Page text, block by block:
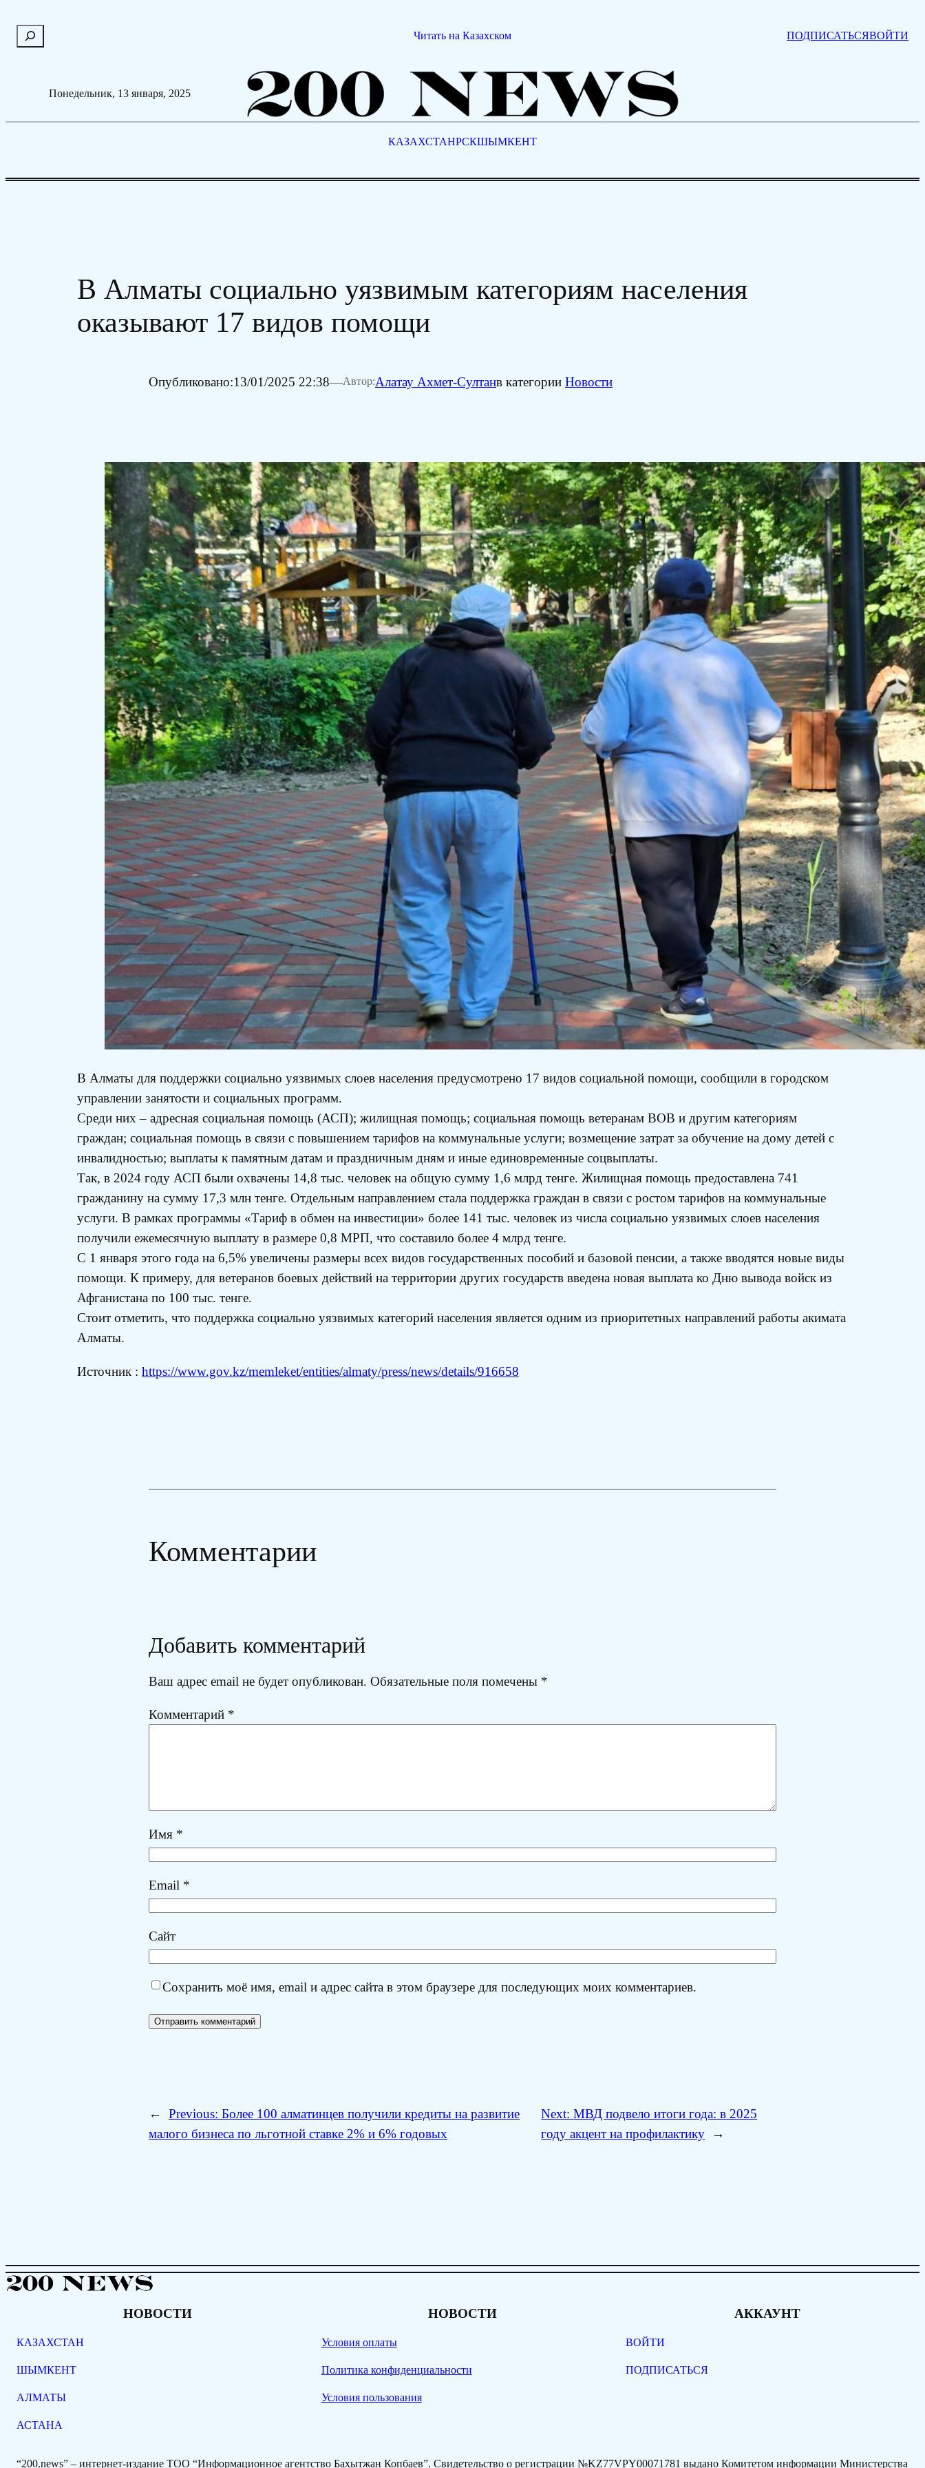
о
Читать на Казахском ПОДПИСАТЬСЯВОЙТИ
Понедельник, 13 января, 2025
КАЗАХСТАНРСКШЫМКЕНТ
В Алматы социально уязвимым категориям населения
оказывают 17 видов помощи
Опубликовано:13/01/2025 22:38—Автор:Алатау Ахмет-Султанв категории Новости
В Алматы для поддержки социально уязвимых слоев населения предусмотрено 17 видов социальной помощи, сообщили в городском
управлении занятости и социальных программ.
Среди них – адресная социальная помощь (АСП); жилищная помощь; социальная помощь ветеранам ВОВ и другим категориям
граждан; социальная помощь в связи с повышением тарифов на коммунальные услуги; возмещение затрат за обучение на дому детей с
инвалидностью; выплаты к памятным датам и праздничным дням и иные единовременные соцвыплаты.
Так, в 2024 году АСП были охвачены 14,8 тыс. человек на общую сумму 1,6 млрд тенге. Жилищная помощь предоставлена 741
гражданину на сумму 17,3 млн тенге. Отдельным направлением стала поддержка граждан в связи с ростом тарифов на коммунальные
услуги. В рамках программы «Тариф в обмен на инвестиции» более 141 тыс. человек из числа социально уязвимых слоев населения
получили ежемесячную выплату в размере 0,8 МРП, что составило более 4 млрд тенге.
С 1 января этого года на 6,5% увеличены размеры всех видов государственных пособий и базовой пенсии, а также вводятся новые виды
помощи. К примеру, для ветеранов боевых действий на территории других государств введена новая выплата ко Дню вывода войск из
Афганистана по 100 тыс. тенге.
Стоит отметить, что поддержка социально уязвимых категорий населения является одним из приоритетных направлений работы акимата
Алматы.
Источник : https://www.gov.kz/memleket/entities/almaty/press/news/details/916658
Комментарии
Добавить комментарий
Ваш адрес email не будет опубликован. Обязательные поля помечены *
Комментарий *
Имя *
Email *
Сайт
Сохранить моё имя, email и адрес сайта в этом браузере для последующих моих комментариев.
← Previous: Более 100 алматинцев получили кредиты на развитие
малого бизнеса по льготной ставке 2% и 6% годовых
Next:МВД подвело итоги года: в 2025
году акцент на профилактику
→
НОВОСТИ
КАЗАХСТАН
ШЫМКЕНТ
АЛМАТЫ
АСТАНА
НОВОСТИ
Условия оплаты
Политика конфиденциальности
Условия пользования
АККАУНТ
ВОЙТИ
ПОДПИСАТЬСЯ
“200.news” – интернет-издание ТОО “Информационное агентство Бахытжан Копбаев”. Свидетельство о регистрации №KZ77VPY00071781 выдано Комитетом информации Министерства